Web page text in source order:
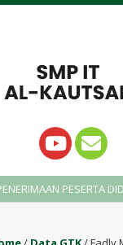
PESERTA